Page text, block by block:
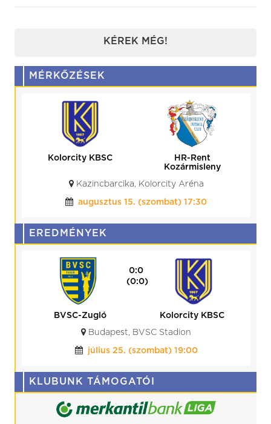
KÉREK MÉG!
MÉRKŐZÉSEK
Kolorcity KBSC
HR-Rent
Kozármisleny
Kazincbarcika, Kolorcity Aréna
augusztus 15. (szombat) 17:30
EREDMÉNYEK
0:0
(0:0)
Gyirmót FC Győr
Kolorcity KBSC
Gyirmót, Alcufer Stadion
augusztus 08. (szombat) 17:00
KLUBUNK TÁMOGATÓI